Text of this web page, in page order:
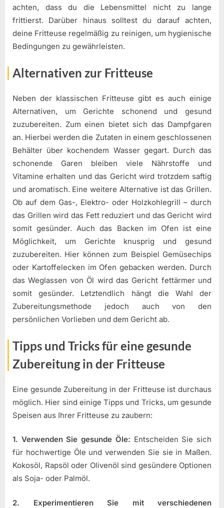
achten, dass du die Lebensmittel nicht zu lange
frittierst. Darüber hinaus solltest du darauf achten,
deine Fritteuse regelmäßig zu reinigen, um hygienische
Bedingungen zu gewährleisten.
Alternativen zur Fritteuse
Neben der klassischen Fritteuse gibt es auch einige
Alternativen, um Gerichte schonend und gesund
zuzubereiten. Zum einen bietet sich das Dampfgaren
an. Hierbei werden die Zutaten in einem geschlossenen
Behälter über kochendem Wasser gegart. Durch das
schonende Garen bleiben viele Nährstoffe und
Vitamine erhalten und das Gericht wird trotzdem saftig
und aromatisch. Eine weitere Alternative ist das Grillen.
Ob auf dem Gas-, Elektro- oder Holzkohlegrill – durch
das Grillen wird das Fett reduziert und das Gericht wird
somit gesünder. Auch das Backen im Ofen ist eine
Möglichkeit, um Gerichte knusprig und gesund
zuzubereiten. Hier können zum Beispiel Gemüsechips
oder Kartoffelecken im Ofen gebacken werden. Durch
das Weglassen von Öl wird das Gericht fettärmer und
somit gesünder. Letztendlich hängt die Wahl der
Zubereitungsmethode jedoch auch von den
persönlichen Vorlieben und dem Gericht ab.
Tipps und Tricks für eine gesunde
Zubereitung in der Fritteuse
Eine gesunde Zubereitung in der Fritteuse ist durchaus
möglich. Hier sind einige Tipps und Tricks, um gesunde
Speisen aus Ihrer Fritteuse zu zaubern:
1. Verwenden Sie gesunde Öle: Entscheiden Sie sich
für hochwertige Öle und verwenden Sie sie in Maßen.
Kokosöl, Rapsöl oder Olivenöl sind gesündere Optionen
als Soja- oder Palmöl.
2. Experimentieren Sie mit verschiedenen